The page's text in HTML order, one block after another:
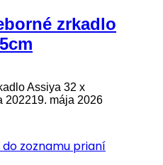
zrkadlo
Assiya 32 x
202219. mája 2026
do zoznamu prianí